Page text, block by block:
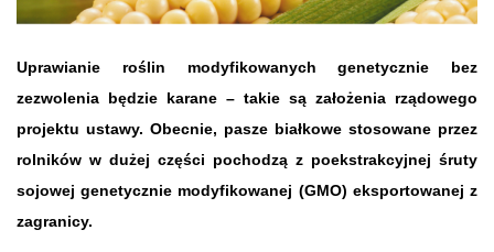
Uprawianie roślin modyfikowanych genetycznie bez
zezwolenia będzie karane – takie są założenia rządowego
projektu ustawy. Obecnie, pasze białkowe stosowane przez
rolników w dużej części pochodzą z poekstrakcyjnej śruty
sojowej genetycznie modyfikowanej (GMO) eksportowanej z
zagranicy.